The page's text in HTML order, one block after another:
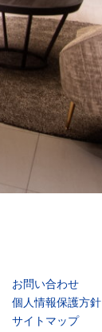
お問い合わせ
個人情報保護方針
サイトマップ